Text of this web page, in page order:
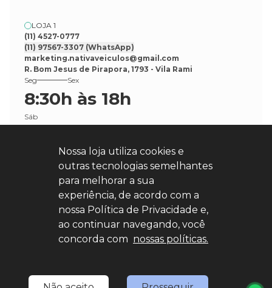
LOJA 1
(11) 4527-0777
(11) 97567-3307 (WhatsApp)
marketing.nativaveiculos@gmail.com
R. Bom Jesus de Pirapora, 1793 - Vila Rami
Seg
Sex
8:30h às 18h
Sáb
Explore nosso sucesso
Desenvolvido porsync
Nossa loja utiliza cookies e
outras tecnologias semelhantes
para melhorar a sua
experiência, de acordo com a
nossa Política de Privacidade e,
ao continuar navegando, você
concorda com nossas políticas.